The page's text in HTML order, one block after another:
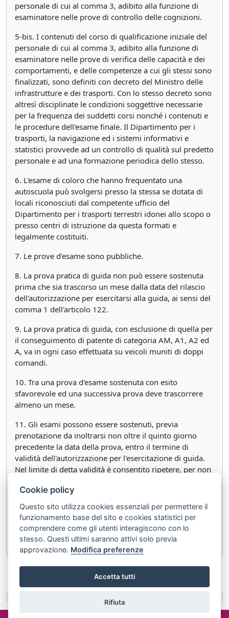
personale di cui al comma 3, adibito alla funzione di
esaminatore nelle prove di controllo delle cognizioni.
5-bis. I contenuti del corso di qualificazione iniziale del
personale di cui al comma 3, adibito alla funzione di
esaminatore nelle prove di verifica delle capacità e dei
comportamenti, e delle competenze a cui gli stessi sono
finalizzati, sono definiti con decreto del Ministro delle
infrastrutture e dei trasporti. Con lo stesso decreto sono
altresì disciplinate le condizioni soggettive necessarie
per la frequenza dei suddetti corsi nonché i contenuti e
le procedure dell'esame finale. Il Dipartimento per i
trasporti, la navigazione ed i sistemi informativi e
statistici provvede ad un controllo di qualità sul predetto
personale e ad una formazione periodica dello stesso.
6. L'esame di coloro che hanno frequentato una
autoscuola può svolgersi presso la stessa se dotata di
locali riconosciuti dal competente ufficio del
Dipartimento per i trasporti terrestri idonei allo scopo o
presso centri di istruzione da questa formati e
legalmente costituiti.
7. Le prove d'esame sono pubbliche.
8. La prova pratica di guida non può essere sostenuta
prima che sia trascorso un mese dalla data del rilascio
dell'autorizzazione per esercitarsi alla guida, ai sensi del
comma 1 dell'articolo 122.
9. La prova pratica di guida, con esclusione di quella per
il conseguimento di patente di categoria AM, A1, A2 ed
A, va in ogni caso effettuata su veicoli muniti di doppi
comandi.
10. Tra una prova d'esame sostenuta con esito
sfavorevole ed una successiva prova deve trascorrere
almeno un mese.
11. Gli esami possono essere sostenuti, previa
prenotazione da inoltrarsi non oltre il quinto giorno
precedente la data della prova, entro il termine di
validità dell'autorizzazione per l'esercitazione di guida.
Nel limite di detta validità è consentito ripetere, per non
favorevole dell'esame di guida, il competente ufficio del
Dipartimento per i trasporti terrestri rilascia la patente di
guida a chi ne ha fatto richiesta ai sensi dell'art. 116.
Articolo 120 Articolo 122
Cookie policy
Questo sito utilizza cookies essenziali per permettere il
funzionamento base del sito e cookies statistici per
comprendere come gli utenti interagiscono con lo
stesso. Questi ultimi saranno attivi solo previa
approvazione. Modifica preferenze
Accetta tutti
Rifiuta